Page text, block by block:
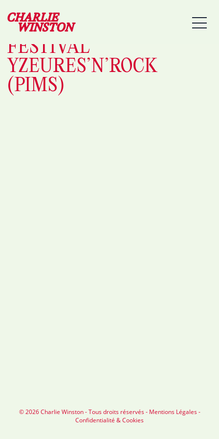
01/08/2025 – YZEURES-
SUR-CREUSE –
FESTIVAL
YZEURES’N’ROCK
(PIMS)
© 2026 Charlie Winston - Tous droits réservés - Mentions Légales-
Confidentialité & Cookies